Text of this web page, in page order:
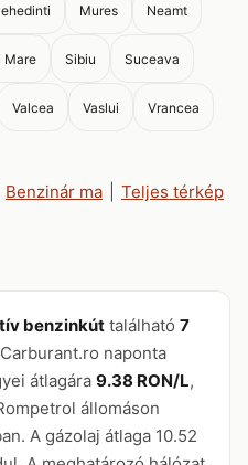
Mures Neamt
Mare Sibiu Suceava
Valcea Vaslui Vrancea
Benzinár ma Teljes térkép
benzinkút található 7
naponta
átlagára 9.38 RON/L,
állomáson
A gázolaj átlaga 10.52